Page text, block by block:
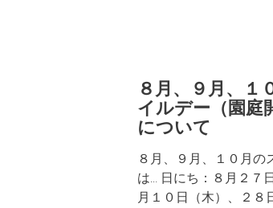
８月、９月、１
イルデー（園庭
について
８月、９月、１０月の
は… 日にち：８月２７
月１０日（木）、２８